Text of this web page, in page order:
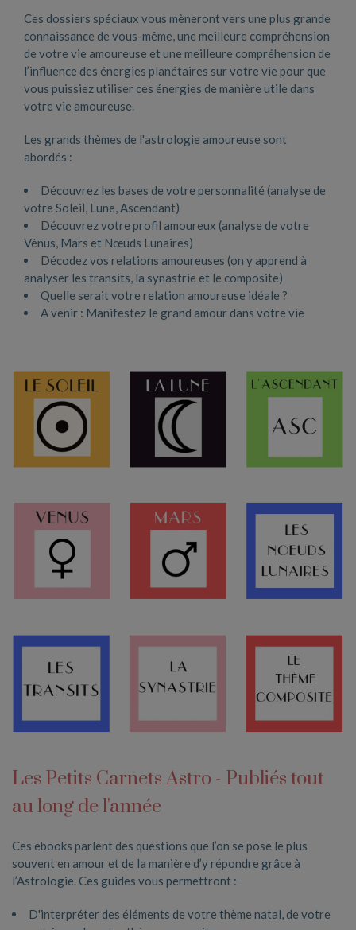
Ces dossiers spéciaux vous mèneront vers une plus grande
connaissance de vous-même, une meilleure compréhension
de votre vie amoureuse et une meilleure compréhension de
l’influence des énergies planétaires sur votre vie pour que
vous puissiez utiliser ces énergies de manière utile dans
votre vie amoureuse.
Les grands thèmes de l'astrologie amoureuse sont
abordés :
Découvrez les bases de votre personnalité (analyse de
votre Soleil, Lune, Ascendant)
Découvrez votre profil amoureux (analyse de votre
Vénus, Mars et Nœuds Lunaires)
Décodez vos relations amoureuses (on y apprend à
analyser les transits, la synastrie et le composite)
Quelle serait votre relation amoureuse idéale ?
A venir : Manifestez le grand amour dans votre vie
Les Petits Carnets Astro - Publiés tout
au long de l'année
Ces ebooks parlent des questions que l’on se pose le plus
souvent en amour et de la manière d’y répondre grâce à
l’Astrologie. Ces guides vous permettront :
D'interpréter des éléments de votre thème natal, de votre